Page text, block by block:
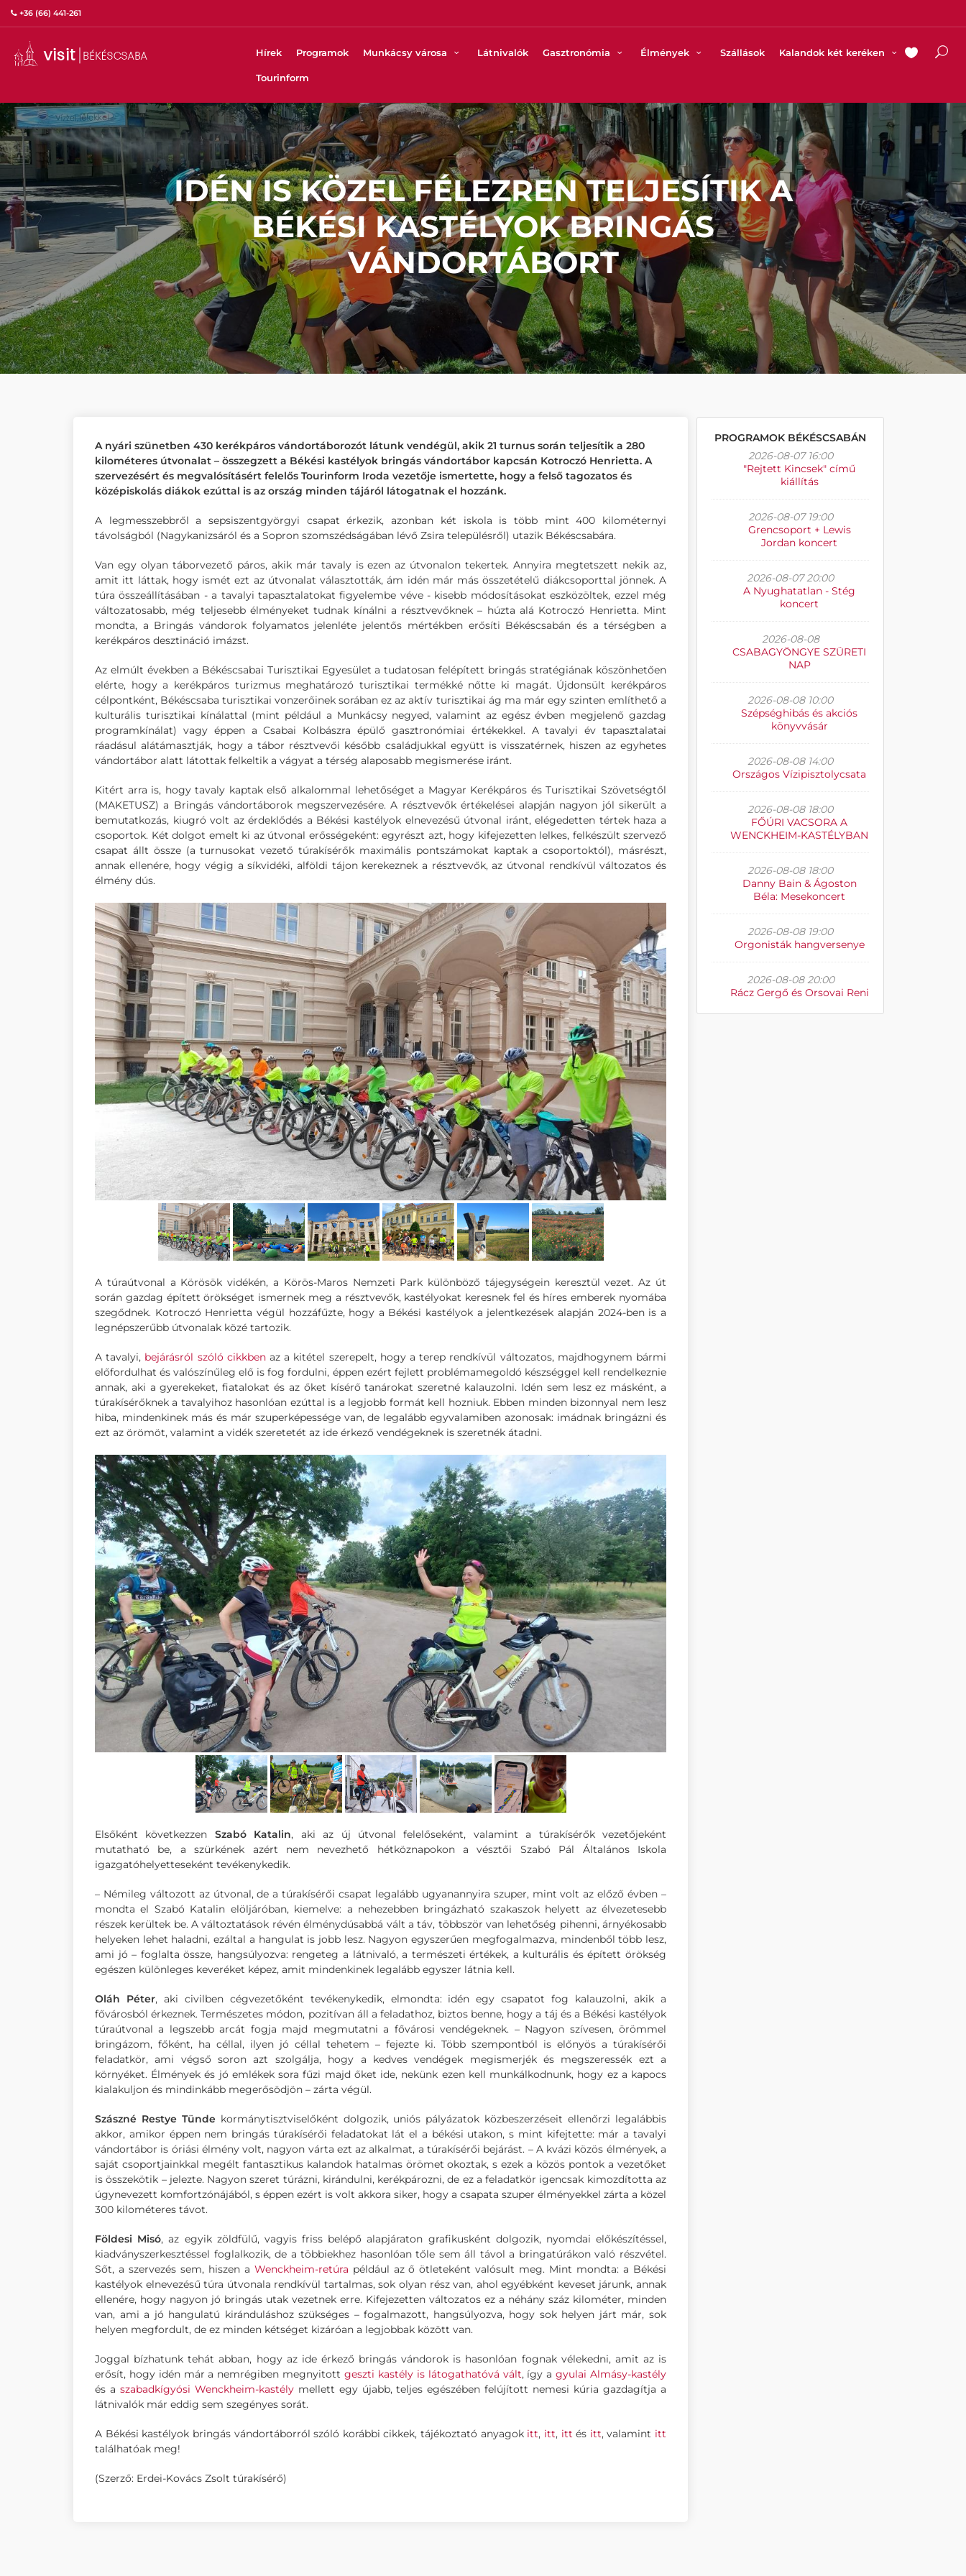
+36 (66) 441-261
Hírek Programok Munkácsy városa Látnivalók Gasztronómia Élmények Szállások Kalandok két keréken
Tourinform
IDÉN IS KÖZEL FÉLEZREN TELJESÍTIK A
BÉKÉSI KASTÉLYOK BRINGÁS
VÁNDORTÁBORT
A nyári szünetben 430 kerékpáros vándortáborozót látunk vendégül, akik 21 turnus során teljesítik a 280
kilométeres útvonalat – összegzett a Békési kastélyok bringás vándortábor kapcsán Kotroczó Henrietta. A
szervezésért és megvalósításért felelős Tourinform Iroda vezetője ismertette, hogy a felső tagozatos és
középiskolás diákok ezúttal is az ország minden tájáról látogatnak el hozzánk.
A legmesszebbről a sepsiszentgyörgyi csapat érkezik, azonban két iskola is több mint 400 kilométernyi
távolságból (Nagykanizsáról és a Sopron szomszédságában lévő Zsira településről) utazik Békéscsabára.
Van egy olyan táborvezető páros, akik már tavaly is ezen az útvonalon tekertek. Annyira megtetszett nekik az,
amit itt láttak, hogy ismét ezt az útvonalat választották, ám idén már más összetételű diákcsoporttal jönnek. A
túra összeállításában - a tavalyi tapasztalatokat figyelembe véve - kisebb módosításokat eszközöltek, ezzel még
változatosabb, még teljesebb élményeket tudnak kínálni a résztvevőknek – húzta alá Kotroczó Henrietta. Mint
mondta, a Bringás vándorok folyamatos jelenléte jelentős mértékben erősíti Békéscsabán és a térségben a
kerékpáros desztináció imázst.
Az elmúlt években a Békéscsabai Turisztikai Egyesület a tudatosan felépített bringás stratégiának köszönhetően
elérte, hogy a kerékpáros turizmus meghatározó turisztikai termékké nőtte ki magát. Újdonsült kerékpáros
célpontként, Békéscsaba turisztikai vonzerőinek sorában ez az aktív turisztikai ág ma már egy szinten említhető a
kulturális turisztikai kínálattal (mint például a Munkácsy negyed, valamint az egész évben megjelenő gazdag
programkínálat) vagy éppen a Csabai Kolbászra épülő gasztronómiai értékekkel. A tavalyi év tapasztalatai
ráadásul alátámasztják, hogy a tábor résztvevői később családjukkal együtt is visszatérnek, hiszen az egyhetes
vándortábor alatt látottak felkeltik a vágyat a térség alaposabb megismerése iránt.
Kitért arra is, hogy tavaly kaptak első alkalommal lehetőséget a Magyar Kerékpáros és Turisztikai Szövetségtől
(MAKETUSZ) a Bringás vándortáborok megszervezésére. A résztvevők értékelései alapján nagyon jól sikerült a
bemutatkozás, kiugró volt az érdeklődés a Békési kastélyok elnevezésű útvonal iránt, elégedetten tértek haza a
csoportok. Két dolgot emelt ki az útvonal erősségeként: egyrészt azt, hogy kifejezetten lelkes, felkészült szervező
csapat állt össze (a turnusokat vezető túrakísérők maximális pontszámokat kaptak a csoportoktól), másrészt,
annak ellenére, hogy végig a síkvidéki, alföldi tájon kerekeznek a résztvevők, az útvonal rendkívül változatos és
élmény dús.
A túraútvonal a Körösök vidékén, a Körös-Maros Nemzeti Park különböző tájegységein keresztül vezet. Az út
során gazdag épített örökséget ismernek meg a résztvevők, kastélyokat keresnek fel és híres emberek nyomába
szegődnek. Kotroczó Henrietta végül hozzáfűzte, hogy a Békési kastélyok a jelentkezések alapján 2024-ben is a
legnépszerűbb útvonalak közé tartozik.
A tavalyi, bejárásról szóló cikkbenaz a kitétel szerepelt, hogy a terep rendkívül változatos, majdhogynem bármi
előfordulhat és valószínűleg elő is fog fordulni, éppen ezért fejlett problémamegoldó készséggel kell rendelkeznie
annak, aki a gyerekeket, fiatalokat és az őket kísérő tanárokat szeretné kalauzolni. Idén sem lesz ez másként, a
túrakísérőknek a tavalyihoz hasonlóan ezúttal is a legjobb formát kell hozniuk. Ebben minden bizonnyal nem lesz
hiba, mindenkinek más és már szuperképessége van, de legalább egyvalamiben azonosak: imádnak bringázni és
ezt az örömöt, valamint a vidék szeretetét az ide érkező vendégeknek is szeretnék átadni.
Elsőként következzen Szabó Katalin, aki az új útvonal felelőseként, valamint a túrakísérők vezetőjeként
mutatható be, a szürkének azért nem nevezhető hétköznapokon a vésztői Szabó Pál Általános Iskola
igazgatóhelyetteseként tevékenykedik.
– Némileg változott az útvonal, de a túrakísérői csapat legalább ugyanannyira szuper, mint volt az előző évben –
mondta el Szabó Katalin elöljáróban, kiemelve: a nehezebben bringázható szakaszok helyett az élvezetesebb
részek kerültek be. A változtatások révén élménydúsabbá vált a táv, többször van lehetőség pihenni, árnyékosabb
helyeken lehet haladni, ezáltal a hangulat is jobb lesz. Nagyon egyszerűen megfogalmazva, mindenből több lesz,
ami jó – foglalta össze, hangsúlyozva: rengeteg a látnivaló, a természeti értékek, a kulturális és épített örökség
egészen különleges keveréket képez, amit mindenkinek legalább egyszer látnia kell.
Oláh Péter, aki civilben cégvezetőként tevékenykedik, elmondta: idén egy csapatot fog kalauzolni, akik a
fővárosból érkeznek. Természetes módon, pozitívan áll a feladathoz, biztos benne, hogy a táj és a Békési kastélyok
túraútvonal a legszebb arcát fogja majd megmutatni a fővárosi vendégeknek. – Nagyon szívesen, örömmel
bringázom, főként, ha céllal, ilyen jó céllal tehetem – fejezte ki. Több szempontból is előnyös a túrakísérői
feladatkör, ami végső soron azt szolgálja, hogy a kedves vendégek megismerjék és megszeressék ezt a
környéket. Élmények és jó emlékek sora fűzi majd őket ide, nekünk ezen kell munkálkodnunk, hogy ez a kapocs
kialakuljon és mindinkább megerősödjön – zárta végül.
Szászné Restye Tündekormánytisztviselőként dolgozik, uniós pályázatok közbeszerzéseit ellenőrzi legalábbis
akkor, amikor éppen nem bringás túrakísérői feladatokat lát el a békési utakon, s mint kifejtette: már a tavalyi
vándortábor is óriási élmény volt, nagyon várta ezt az alkalmat, a túrakísérői bejárást. – A kvázi közös élmények, a
saját csoportjainkkal megélt fantasztikus kalandok hatalmas örömet okoztak, s ezek a közös pontok a vezetőket
is összekötik – jelezte. Nagyon szeret túrázni, kirándulni, kerékpározni, de ez a feladatkör igencsak kimozdította az
úgynevezett komfortzónájából, s éppen ezért is volt akkora siker, hogy a csapata szuper élményekkel zárta a közel
300 kilométeres távot.
Földesi Misó, az egyik zöldfülű, vagyis friss belépő alapjáraton grafikusként dolgozik, nyomdai előkészítéssel,
kiadványszerkesztéssel foglalkozik, de a többiekhez hasonlóan tőle sem áll távol a bringatúrákon való részvétel.
Sőt, a szervezés sem, hiszen a Wenckheim-retúra például az ő ötleteként valósult meg. Mint mondta: a Békési
kastélyok elnevezésű túra útvonala rendkívül tartalmas, sok olyan rész van, ahol egyébként keveset járunk, annak
ellenére, hogy nagyon jó bringás utak vezetnek erre. Kifejezetten változatos ez a néhány száz kilométer, minden
van, ami a jó hangulatú kiránduláshoz szükséges – fogalmazott, hangsúlyozva, hogy sok helyen járt már, sok
helyen megfordult, de ez minden kétséget kizáróan a legjobbak között van.
Joggal bízhatunk tehát abban, hogy az ide érkező bringás vándorok is hasonlóan fognak vélekedni, amit az is
erősít, hogy idén már a nemrégiben megnyitottgeszti kastély is látogathatóvá vált, így agyulai Almásy-kastély
és a szabadkígyósi Wenckheim-kastélymellett egy újabb, teljes egészében felújított nemesi kúria gazdagítja a
látnivalók már eddig sem szegényes sorát.
A Békési kastélyok bringás vándortáborról szóló korábbi cikkek, tájékoztató anyagok itt, itt, itt és itt, valamint itt
találhatóak meg!
(Szerző: Erdei-Kovács Zsolt túrakísérő)
PROGRAMOK BÉKÉSCSABÁN
2026-08-07 16:00
"Rejtett Kincsek" című
kiállítás
2026-08-07 19:00
Grencsoport + Lewis
Jordan koncert
2026-08-07 20:00
A Nyughatatlan - Stég
koncert
2026-08-08
CSABAGYÖNGYE SZÜRETI
NAP
2026-08-08 10:00
Szépséghibás és akciós
könyvvásár
2026-08-08 14:00
Országos Vízipisztolycsata
2026-08-08 18:00
FŐÚRI VACSORA A
WENCKHEIM-KASTÉLYBAN
2026-08-08 18:00
Danny Bain & Ágoston
Béla: Mesekoncert
2026-08-08 19:00
Orgonisták hangversenye
2026-08-08 20:00
Rácz Gergő és Orsovai Reni